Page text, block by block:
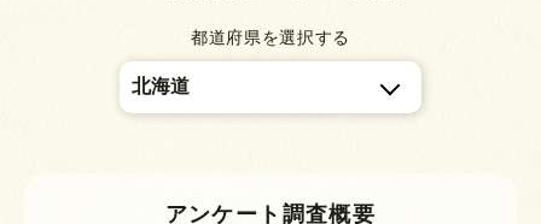
都道府県を選択する
アンケート調査概要